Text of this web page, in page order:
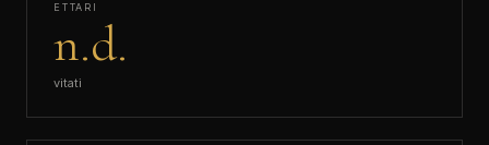
ETTARI
n.d.
vitati